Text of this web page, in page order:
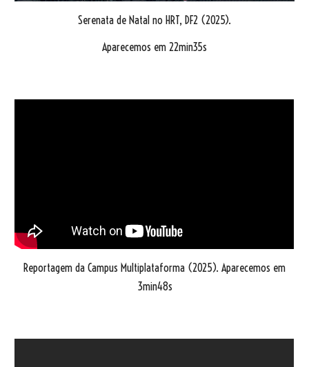
Serenata de Natal no HRT, DF2 (2025).
Aparecemos em 22min35s
Reportagem da Campus Multiplataforma (2025). Aparecemos em
3min48s